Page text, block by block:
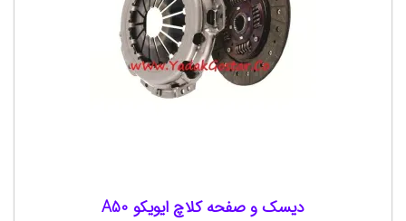
دیسک و صفحه کلاچ ایویکو A50